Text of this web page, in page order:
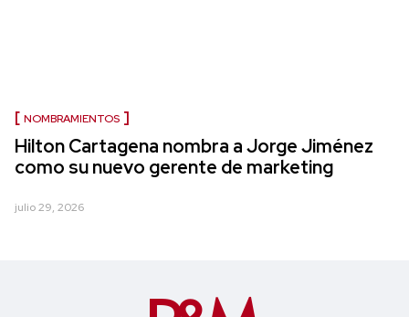
NOMBRAMIENTOS
Hilton Cartagena nombra a Jorge Jiménez
como su nuevo gerente de marketing
julio 29, 2026